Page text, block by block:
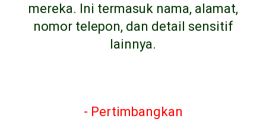
mereka. Ini termasuk nama, alamat,
nomor telepon, dan detail sensitif
lainnya.
- Pertimbangkan